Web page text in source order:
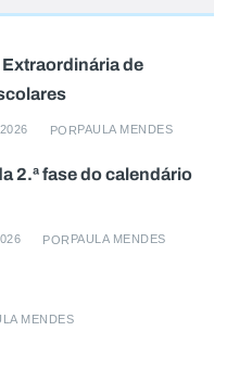
de
PORPAULA MENDES
2.ª fase do calendário
POR PAULA MENDES
MENDES